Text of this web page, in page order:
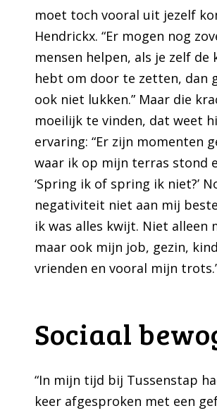
moet toch vooral uit jezelf
Hendrickx. “Er mogen nog
mensen helpen, als je zelf de
hebt om door te zetten, dan
ook niet lukken.” Maar die
moeilijk te vinden, dat weet
ervaring: “Er zijn momenten
waar ik op mijn terras stond
‘Spring ik of spring ik niet?’
negativiteit niet aan mij
ik was alles kwijt. Niet alleen
maar ook mijn job, gezin,
vrienden en vooral mijn
Sociaal
“In mijn tijd bij Tussenstap
keer afgesproken met een